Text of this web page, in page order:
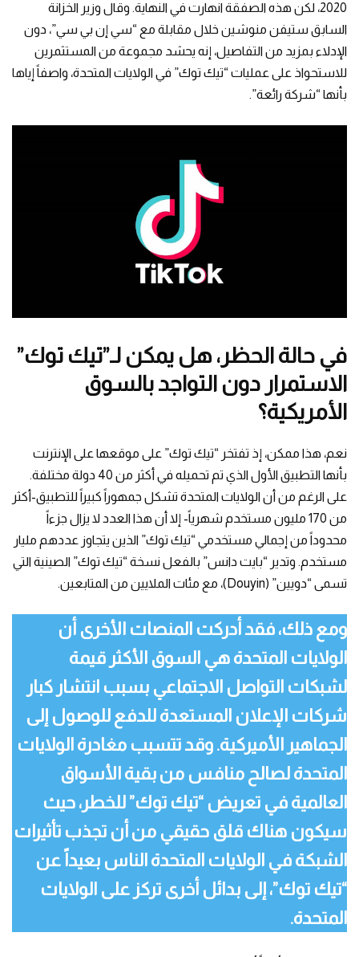
2020، لكن هذه الصفقة انهارت في النهاية. وقال وزير الخزانة
السابق ستيفن منوشين خلال مقابلة مع “سي إن بي سي”، دون
الإدلاء بمزيد من التفاصيل، إنه يحشد مجموعة من المستثمرين
للاستحواذ على عمليات “تيك توك” في الولايات المتحدة، واصفاً إياها
بأنها “شركة رائعة”.
في حالة الحظر، هل يمكن لـ”تيك توك”
الاستمرار دون التواجد بالسوق
الأمريكية؟
نعم، هذا ممكن، إذ تفتخر “تيك توك” على موقعها على الإنترنت
بأنها التطبيق الأول الذي تم تحميله في أكثر من 40 دولة مختلفة.
على الرغم من أن الولايات المتحدة تشكل جمهوراً كبيراً للتطبيق-أكثر
من 170 مليون مستخدم شهرياً- إلا أن هذا العدد لا يزال جزءاً
محدوداً من إجمالي مستخدمي “تيك توك” الذين يتجاوز عددهم مليار
مستخدم. وتدير “بايت دانس” بالفعل نسخة “تيك توك” الصينية التي
تسمى “دويين” (Douyin)، مع مئات الملايين من المتابعين.
ومع ذلك، فقد أدركت المنصات الأخرى أن
الولايات المتحدة هي السوق الأكثر قيمة
لشبكات التواصل الاجتماعي بسبب انتشار كبار
شركات الإعلان المستعدة للدفع للوصول إلى
الجماهير الأميركية. وقد تتسبب مغادرة الولايات
المتحدة لصالح منافس من بقية الأسواق
العالمية في تعريض “تيك توك” للخطر، حيث
سيكون هناك قلق حقيقي من أن تجذب تأثيرات
الشبكة في الولايات المتحدة الناس بعيداً عن
“تيك توك”، إلى بدائل أخرى تركز على الولايات
المتحدة.